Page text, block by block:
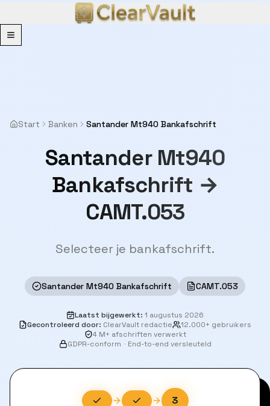
Menu
Start Banken Santander Mt940 Bankafschrift
Santander Mt940
Bankafschrift →
CAMT.053
Selecteer je bankafschrift.
Santander Mt940 Bankafschrift CAMT.053
Laatst bijgewerkt: 1 augustus 2026
Gecontroleerd door: ClearVault redactie
12.000+ gebruikers
4 M+ afschriften verwerkt
GDPR-conform · End-to-end versleuteld
3